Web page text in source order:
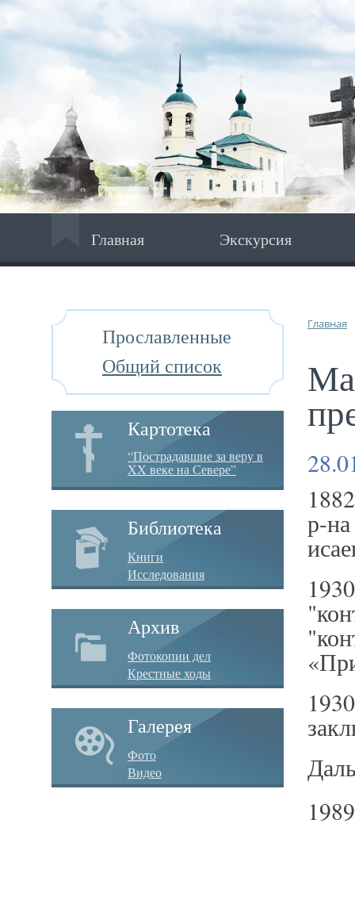
Главная Экскурсия
Прославленные
Общий список
Картотека
“Пострадавшие за веру в
XX веке на Севере”
Библиотека
Книги
Исследования
Архив
Фотокопии дел
Крестные ходы
Галерея
Фото
Видео
Главная
р-